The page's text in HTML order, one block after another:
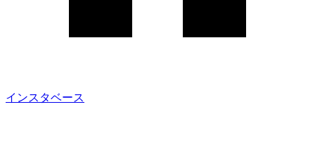
インスタベース